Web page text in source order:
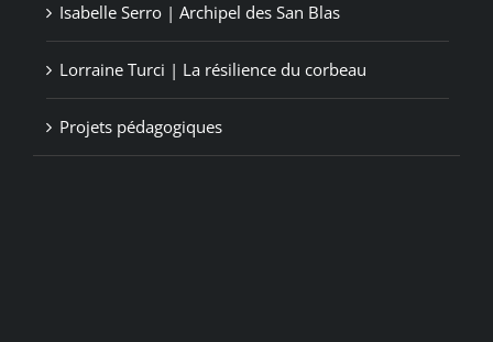
Isabelle Serro | Archipel des San Blas
Lorraine Turci | La résilience du corbeau
Projets pédagogiques